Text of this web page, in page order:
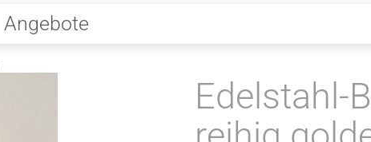
Angebote
Edelstahl-